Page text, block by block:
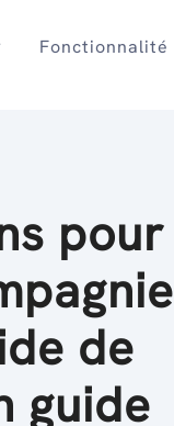
Fonctionnalité
pour
de
guide